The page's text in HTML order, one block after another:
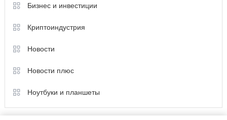
Бизнес и инвестиции
Криптоиндустрия
Новости
Новости плюс
Ноутбуки и планшеты